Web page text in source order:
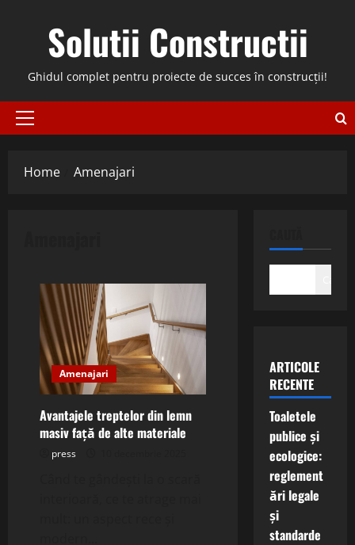
Solutii Constructii
Ghidul complet pentru proiecte de succes în construcții!
Primary
Home Amenajari
Amenajari
Avantajele treptelor din lemn
masiv față de alte materiale
press
ARTICOLE
RECENTE
Toaletele
publice și
ecologice:
reglement
ări legale
și
standarde